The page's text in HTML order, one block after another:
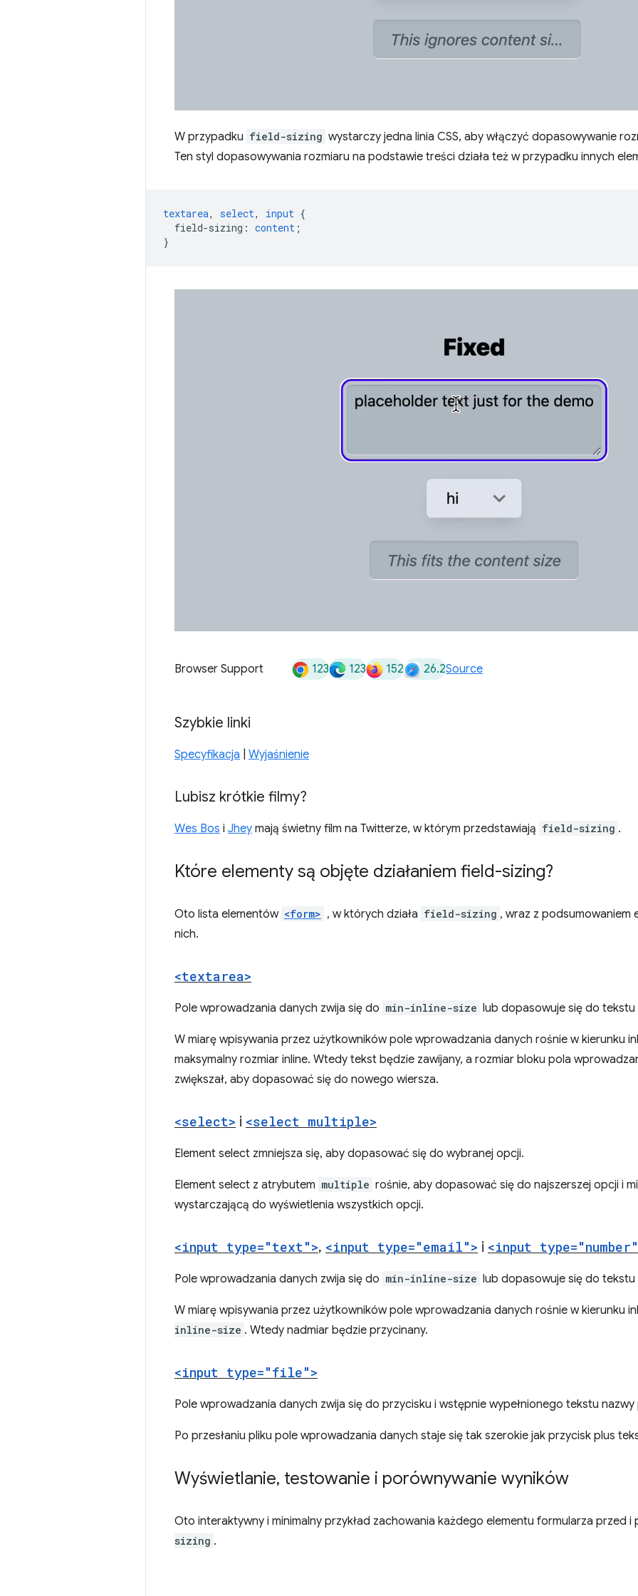
W przypadku field-sizing wystarczy jedna linia CSS, aby włączyć dopasowywanie
Ten styl dopasowywania rozmiaru na podstawie treści działa też w przypadku innych
textarea, select, input {
field-sizing : content ;
}
Browser Support 123 123 152 26.2Source
Szybkie linki
Specyfikacja Wyjaśnienie
Lubisz krótkie filmy?
Wes Bos i Jhey mają świetny film na Twitterze, w którym przedstawiają field-sizing .
Które elementy są objęte działaniem field-sizing?
Oto lista elementów <form> , w których działa field-sizing , wraz z podsumowaniem
nich.
<textarea>
Pole wprowadzania danych zwija się do min-inline-size lub dopasowuje się do
W miarę wpisywania przez użytkowników pole wprowadzania danych rośnie w kierunku
maksymalny rozmiar inline. Wtedy tekst będzie zawijany, a rozmiar bloku pola
zwiększał, aby dopasować się do nowego wiersza.
<select> i <select multiple>
Element select zmniejsza się, aby dopasować się do wybranej opcji.
Element select z atrybutem multiple rośnie, aby dopasować się do najszerszej opcji i
wystarczającą do wyświetlenia wszystkich opcji.
<input type="text">, <input type="email"> i <input
Pole wprowadzania danych zwija się do min-inline-size lub dopasowuje się do
W miarę wpisywania przez użytkowników pole wprowadzania danych rośnie w kierunku
inline-size . Wtedy nadmiar będzie przycinany.
<input type="file">
Pole wprowadzania danych zwija się do przycisku i wstępnie wypełnionego tekstu nazwy
Po przesłaniu pliku pole wprowadzania danych staje się tak szerokie jak przycisk plus
Wyświetlanie, testowanie i porównywanie wyników
Oto interaktywny i minimalny przykład zachowania każdego elementu formularza przed
sizing .